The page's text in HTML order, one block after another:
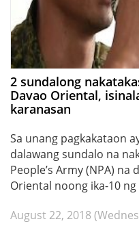
2 sundalong
Davao Oriental,
karanasan
Sa unang pagkakataon
dalawang sundalo na
People’s Army (NPA)
Oriental noong ika-10
August 22, 2018